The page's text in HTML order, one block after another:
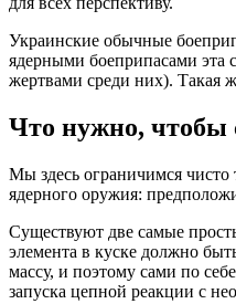
Украинские обычные
ядерными боеприпасами эта
жертвами среди них). Такая
Что нужно, чтобы
Мы здесь ограничимся чисто
ядерного оружия:
Существуют две самые
элемента в куске должно
массу, и поэтому сами по
запуска цепной реакции с